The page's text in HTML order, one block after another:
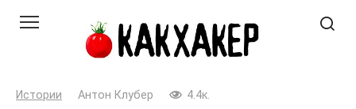
Истории Антон Клубер 4.4к.